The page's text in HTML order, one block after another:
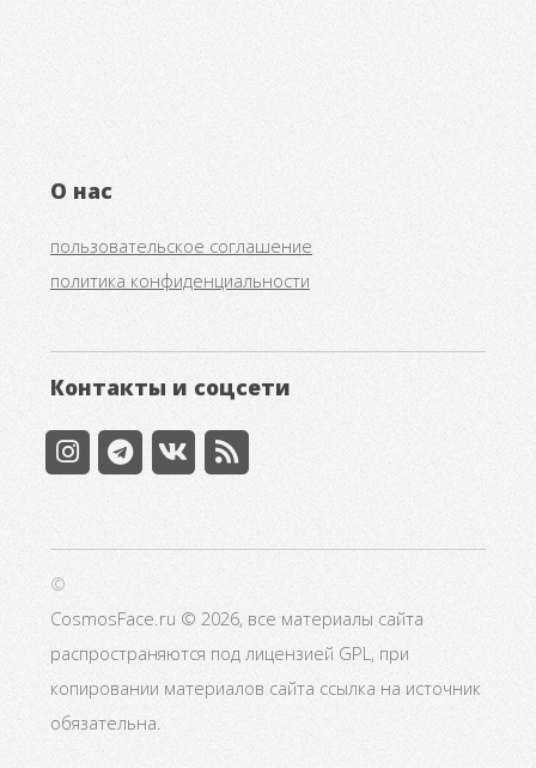
О нас
пользовательское соглашение
политика конфиденциальности
Контакты и соцсети
©
CosmosFace.ru © 2026, все материалы сайта
распространяются под лицензией GPL, при
копировании материалов сайта ссылка на источник
обязательна.